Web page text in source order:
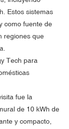
Estos sistemas
como fuente de
regiones que
fue la
de 10 kWh de
y compacto,